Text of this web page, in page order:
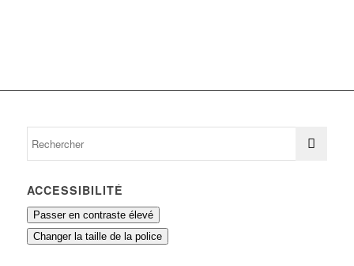
ACCESSIBILITÉ
Passer en contraste élevé
Changer la taille de la police